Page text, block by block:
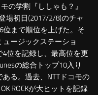
の学割『ししゃも？』
場初日(2017/2/8)のチャ
位まで順位を上げた。そ
ージックステーショ
位を記録し、最高位を更
の総合トップ10入り
る。過去、NTTドコモの
ROCKが大ヒットを記録